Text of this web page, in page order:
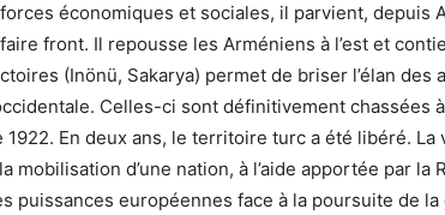
économiques et sociales, il parvient, depuis
front. Il repousse les Arméniens à l’est et
(Inönü, Sakarya) permet de briser l’élan des
Celles-ci sont définitivement chassées
1922. En deux ans, le territoire turc a été libéré. La
mobilisation d’une nation, à l’aide apportée par
puissances européennes face à la poursuite de